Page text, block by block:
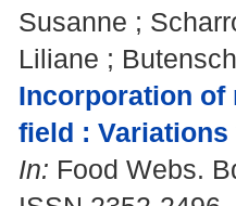
Susanne ;
Liliane ;
Incorporation of
field :
In: Food Webs.